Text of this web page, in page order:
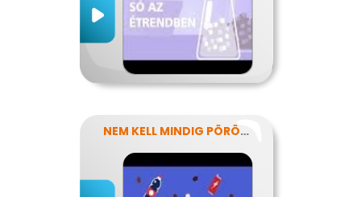
NEM KELL MINDIG PÖRÖGNI